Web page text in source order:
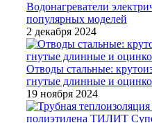
Водонагреватели
популярных моделей
2 декабря 2024
Отводы стальные:
гнутые длинные и
19 ноября 2024